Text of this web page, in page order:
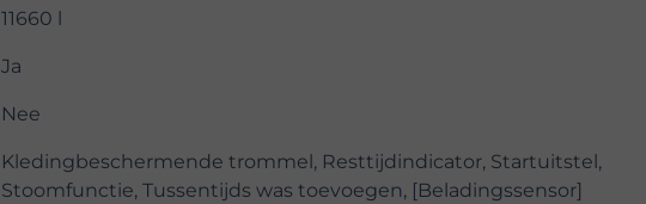
11660 l
Ja
Nee
Kledingbeschermende trommel, Resttijdindicator, Startuitstel,
Stoomfunctie, Tussentijds was toevoegen, [Beladingssensor]